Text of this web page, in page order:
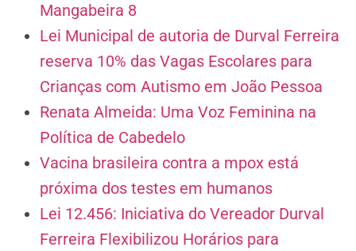
Mangabeira 8
Lei Municipal de autoria de Durval Ferreira
reserva 10% das Vagas Escolares para
Crianças com Autismo em João Pessoa
Renata Almeida: Uma Voz Feminina na
Política de Cabedelo
Vacina brasileira contra a mpox está
próxima dos testes em humanos
Lei 12.456: Iniciativa do Vereador Durval
Ferreira Flexibilizou Horários para